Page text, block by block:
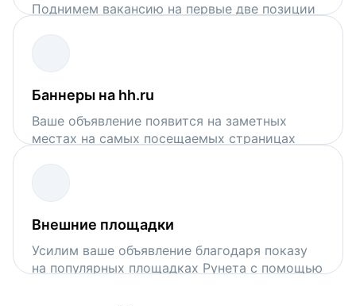
Поднимем вакансию на первые две позиции
Баннеры на hh.ru
Ваше объявление появится на заметных
местах на самых посещаемых страницах
Внешние площадки
Усилим ваше объявление благодаря показу
на популярных площадках Рунета с помощью